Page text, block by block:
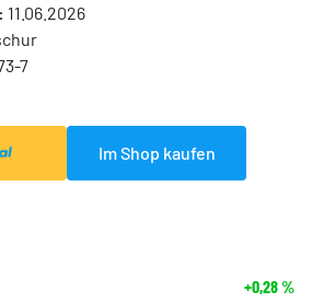
11.06.2026
7
Im Shop kaufen
+0,28%